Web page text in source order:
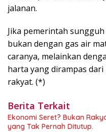
jalanan.
Jika pemerintah
bukan dengan gas air
caranya, melainkan
harta yang dirampas
rakyat. (*)
Berita Terkait
Ekonomi Seret? Bukan
yang Tak Pernah Ditutup.